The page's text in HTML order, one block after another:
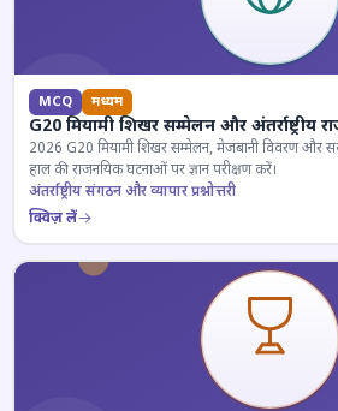
MCQ मध्यम
G20 मियामी शिखर सम्मेलन और अंतर्राष्ट्रीय
2026 G20 मियामी शिखर सम्मेलन, मेजबानी विवरण और
हाल की राजनयिक घटनाओं पर ज्ञान परीक्षण करें।
अंतर्राष्ट्रीय संगठन और व्यापार प्रश्नोत्तरी
क्विज़ लें